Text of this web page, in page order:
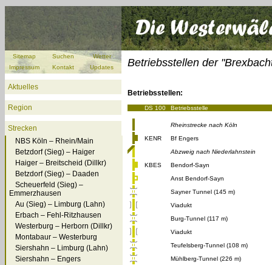
Sitemap Suchen
Wetter
Impressum
Kontakt Updates
Aktuelles
Region
Strecken
NBS Köln – Rhein/Main
Betzdorf (Sieg) – Haiger
Haiger – Breitscheid (Dillkr)
Betzdorf (Sieg) – Daaden
Scheuerfeld (Sieg) –
Emmerzhausen
Au (Sieg) – Limburg (Lahn)
Erbach – Fehl-Ritzhausen
Westerburg – Herborn (Dillkr)
Montabaur – Westerburg
Siershahn – Limburg (Lahn)
Siershahn – Engers
Betriebsstellen der
Betriebsstellen:
DS 100 Betriebsstelle
Rheinstrecke nach Köln
KENR
Bf Engers
Abzweig nach Niederlahnstein
KBES
Bendorf-Sayn
Anst Bendorf-Sayn
Sayner Tunnel (145 m)
Viadukt
Burg-Tunnel (117 m)
Viadukt
Teufelsberg-Tunnel (108 m)
Mühlberg-Tunnel (226 m)